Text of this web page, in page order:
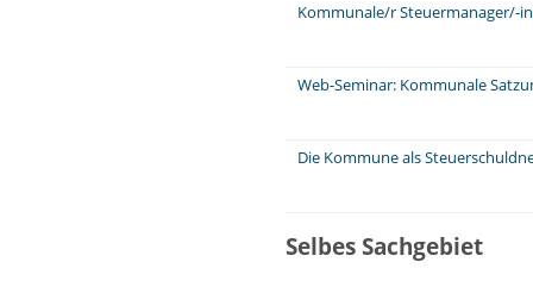
Kommunale/r Steuermanager/-in
Web-Seminar: Kommunale
Die Kommune als
Selbes Sachgebiet